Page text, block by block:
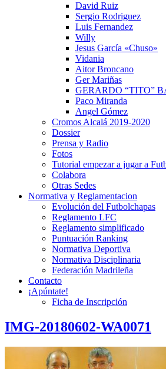
David Ruiz
Sergio Rodriguez
Luis Fernandez
Willy
Jesus García «Chuso»
Vidania
Aitor Broncano
Ger Mariñas
GERARDO “TITO”
Paco Miranda
Angel Gómez
Cromos Alcalá 2019-2020
Dossier
Prensa y Radio
Fotos
Tutorial empezar a jugar a
Colabora
Otras Sedes
Normativa y Reglamentacion
Evolución del Futbolchapas
Reglamento LFC
Reglamento simplificado
Puntuación Ranking
Normativa Deportiva
Normativa Disciplinaria
Federación Madrileña
Contacto
¡Apúntate!
Ficha de Inscripción
IMG-20180602-WA0071